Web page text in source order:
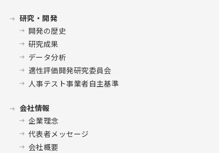
研究・開発
開発の歴史
研究成果
データ分析
適性評価開発研究委員会
人事テスト事業者自主基準
会社情報
企業理念
代表者メッセージ
会社概要